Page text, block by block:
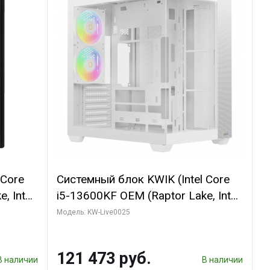
Intel
наличии
Системный блок KWIK (Intel Core
i5-13600KF OEM (Raptor Lake, Intel
7, C14 8EC/6PC/ 32 ГБ ОЗУ (2
3xDP / 960 ГБ SSD)
Модель: KW-Live0025
121 473 руб. В наличии